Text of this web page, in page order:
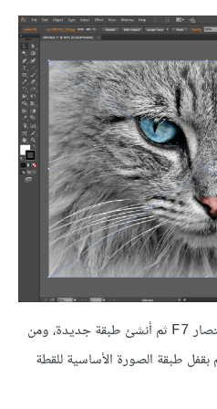
F7 ثم أنشئ طبقة جديدة، ومن
طبقة الصورة الأساسية للقطة